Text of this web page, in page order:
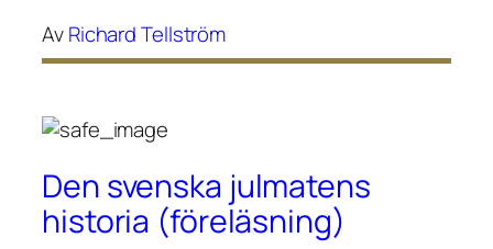
AvRichard Tellström
Den svenska julmatens
historia (föreläsning)